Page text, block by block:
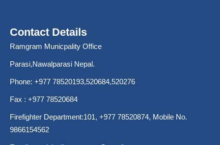
Contact Details
Ramgram Municpality Office
Parasi,Nawalparasi Nepal.
Phone: +977 78520193,520684,520276
Fax : +977 78520684
Firefighter Department:101, +977 78520874, Mobile No.
9866154562